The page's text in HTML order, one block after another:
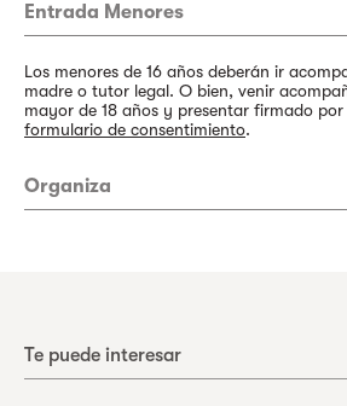
Entrada Menores
Los menores de 16 años deberán ir
madre o tutor legal. O bien, venir
mayor de 18 años y presentar firmado por
formulario de consentimiento.
Organiza
Te puede interesar